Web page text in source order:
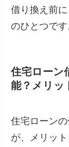
借り換え前
のひとつです
住宅ローン
能？メリッ
住宅ローン
が、メリッ